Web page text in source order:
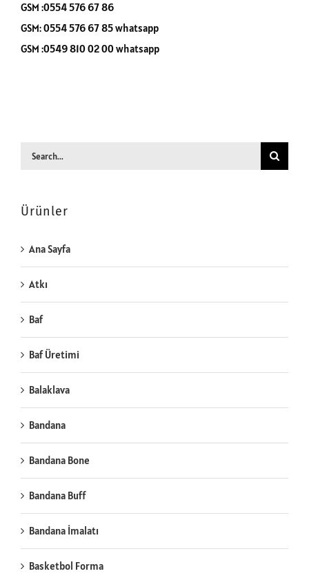
GSM :0554 576 67 86
GSM: 0554 576 67 85 whatsapp
GSM :0549 810 02 00 whatsapp
Search
Ürünler
Ana Sayfa
Atkı
Baf
Baf Üretimi
Balaklava
Bandana
Bandana Bone
Bandana Buff
Bandana İmalatı
Basketbol Forma